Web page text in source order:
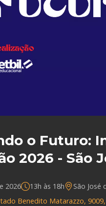
o Futuro:
2026 - São
2026 13h às 18h
São José
Benedito Matarazzo, 9009,